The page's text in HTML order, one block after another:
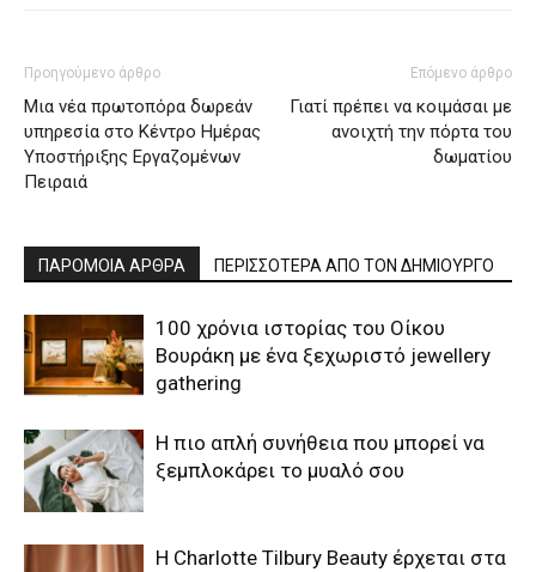
Προηγούμενο άρθρο
Mια νέα πρωτοπόρα δωρεάν
υπηρεσία στο Κέντρο Ημέρας
Υποστήριξης Εργαζομένων
Πειραιά
Επόμενο άρθρο
Γιατί πρέπει να κοιμάσαι με
ανοιχτή την πόρτα του
δωματίου
ΠΑΡΟΜΟΙΑ ΑΡΘΡΑ ΠΕΡΙΣΣΟΤΕΡΑ ΑΠΟ ΤΟΝ ΔΗΜΙΟΥΡΓΟ
100 χρόνια ιστορίας του Οίκου
Βουράκη με ένα ξεχωριστό jewellery
gathering
Η πιο απλή συνήθεια που μπορεί να
ξεμπλοκάρει το μυαλό σου
Η Charlotte Tilbury Beauty έρχεται στα